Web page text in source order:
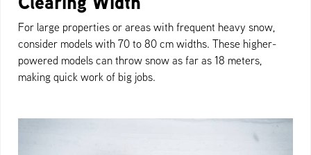
For large properties or areas with frequent heavy snow,
consider models with 70 to 80 cm widths. These higher-
powered models can throw snow as far as 18 meters,
making quick work of big jobs.